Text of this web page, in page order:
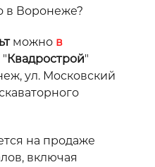
в Воронеже?
можно в
Квадрострой"
ул. Московский
на продаже
включая